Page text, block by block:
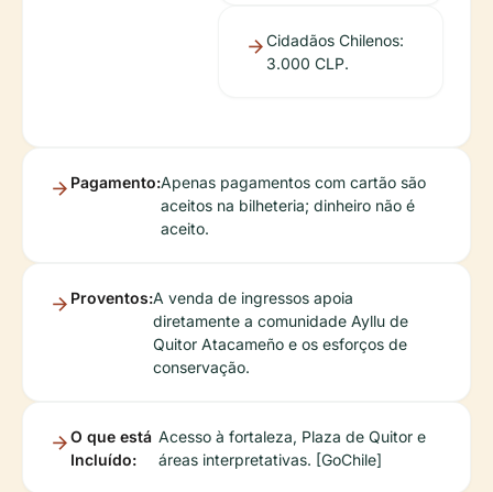
Cidadãos Chilenos:
3.000 CLP.
Pagamento:Apenas pagamentos com cartão são
aceitos na bilheteria; dinheiro não é
aceito.
Proventos:A venda de ingressos apoia
diretamente a comunidade Ayllu de
Quitor Atacameño e os esforços de
conservação.
O que está
Incluído:
Acesso à fortaleza, Plaza de Quitor e
áreas interpretativas. [GoChile]